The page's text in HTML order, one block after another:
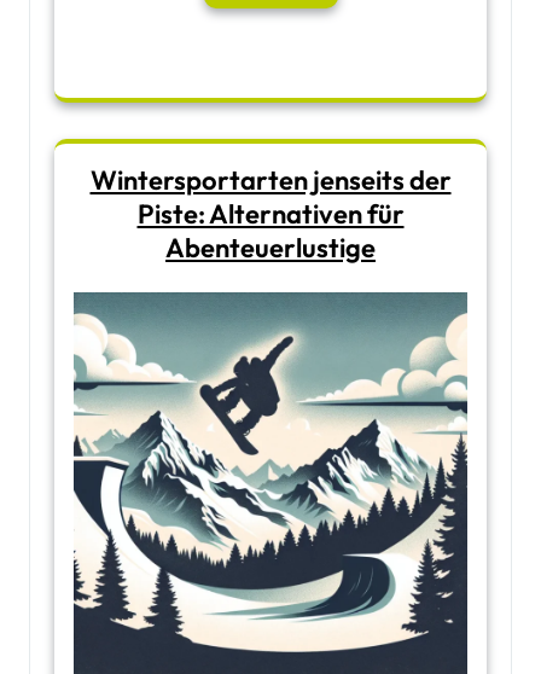
Wintersportarten jenseits der
Piste: Alternativen für
Abenteuerlustige